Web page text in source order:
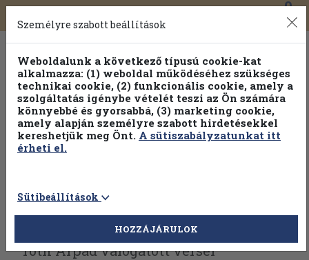
Toggle
navigation
0
Válogasson több mint 1.000.000 kiadványunk közül
100% kedvezménnyel!
Vissza az előző oldalra Válasszon példányt
Tóth Árpád válogatott versei
Személyre szabott beállítások
Weboldalunk a következő típusú cookie-kat
alkalmazza: (1) weboldal működéséhez szükséges
technikai cookie, (2) funkcionális cookie, amely a
szolgáltatás igénybe vételét teszi az Ön számára
könnyebbé és gyorsabbá, (3) marketing cookie,
amely alapján személyre szabott hirdetésekkel
kereshetjük meg Önt. A sütiszabályzatunkat itt
érheti el.
Sütibeállítások
HOZZÁJÁRULOK